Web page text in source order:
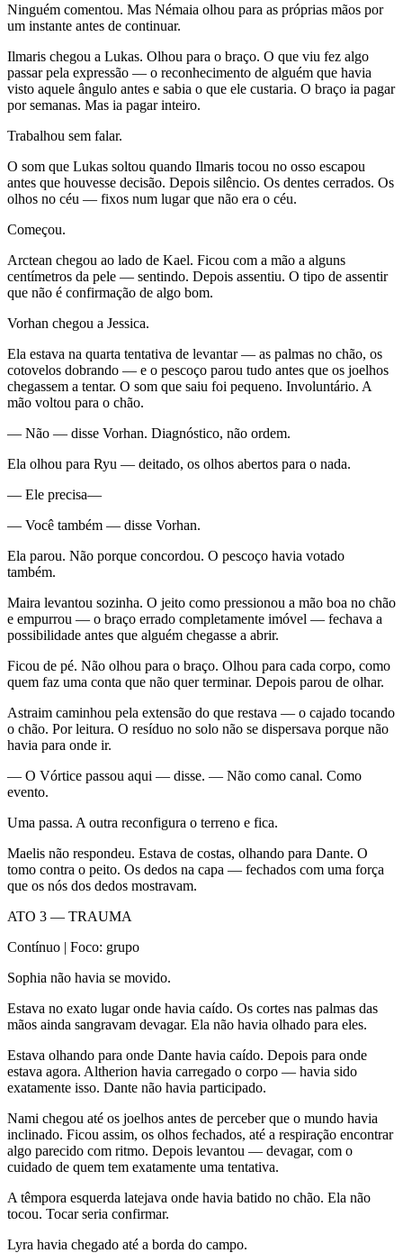
Ninguém comentou. Mas Némaia olhou para as próprias mãos por
um instante antes de continuar.
Ilmaris chegou a Lukas. Olhou para o braço. O que viu fez algo
passar pela expressão — o reconhecimento de alguém que havia
visto aquele ângulo antes e sabia o que ele custaria. O braço ia pagar
por semanas. Mas ia pagar inteiro.
Trabalhou sem falar.
O som que Lukas soltou quando Ilmaris tocou no osso escapou
antes que houvesse decisão. Depois silêncio. Os dentes cerrados. Os
olhos no céu — fixos num lugar que não era o céu.
Começou.
Arctean chegou ao lado de Kael. Ficou com a mão a alguns
centímetros da pele — sentindo. Depois assentiu. O tipo de assentir
que não é confirmação de algo bom.
Vorhan chegou a Jessica.
Ela estava na quarta tentativa de levantar — as palmas no chão, os
cotovelos dobrando — e o pescoço parou tudo antes que os joelhos
chegassem a tentar. O som que saiu foi pequeno. Involuntário. A
mão voltou para o chão.
— Não — disse Vorhan. Diagnóstico, não ordem.
Ela olhou para Ryu — deitado, os olhos abertos para o nada.
— Ele precisa—
— Você também — disse Vorhan.
Ela parou. Não porque concordou. O pescoço havia votado
também.
Maira levantou sozinha. O jeito como pressionou a mão boa no chão
e empurrou — o braço errado completamente imóvel — fechava a
possibilidade antes que alguém chegasse a abrir.
Ficou de pé. Não olhou para o braço. Olhou para cada corpo, como
quem faz uma conta que não quer terminar. Depois parou de olhar.
Astraim caminhou pela extensão do que restava — o cajado tocando
o chão. Por leitura. O resíduo no solo não se dispersava porque não
havia para onde ir.
— O Vórtice passou aqui — disse. — Não como canal. Como
evento.
Uma passa. A outra reconfigura o terreno e fica.
Maelis não respondeu. Estava de costas, olhando para Dante. O
tomo contra o peito. Os dedos na capa — fechados com uma força
que os nós dos dedos mostravam.
ATO 3 — TRAUMA
Contínuo | Foco: grupo
Sophia não havia se movido.
Estava no exato lugar onde havia caído. Os cortes nas palmas das
mãos ainda sangravam devagar. Ela não havia olhado para eles.
Estava olhando para onde Dante havia caído. Depois para onde
estava agora. Altherion havia carregado o corpo — havia sido
exatamente isso. Dante não havia participado.
Nami chegou até os joelhos antes de perceber que o mundo havia
inclinado. Ficou assim, os olhos fechados, até a respiração encontrar
algo parecido com ritmo. Depois levantou — devagar, com o
cuidado de quem tem exatamente uma tentativa.
A têmpora esquerda latejava onde havia batido no chão. Ela não
tocou. Tocar seria confirmar.
Lyra havia chegado até a borda do campo.